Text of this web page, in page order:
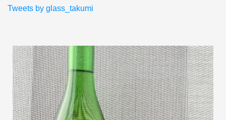
Tweets by glass_takumi